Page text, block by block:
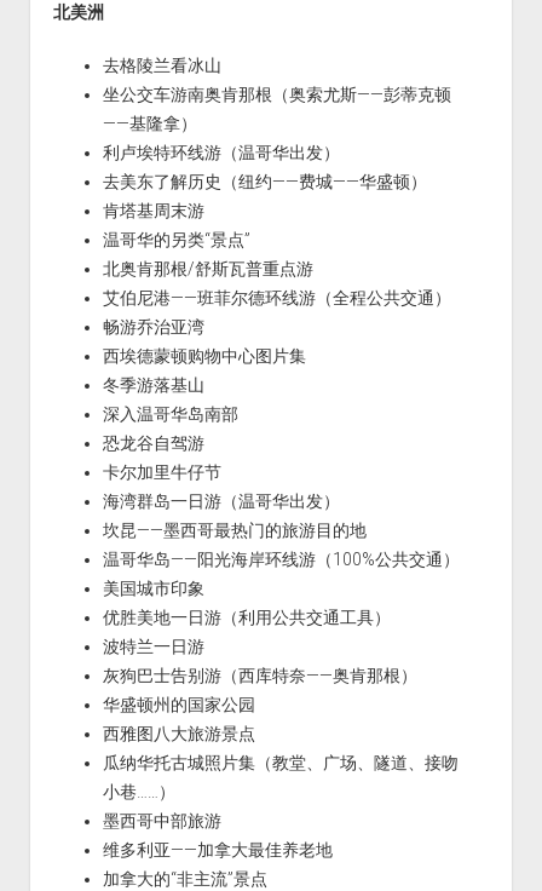
北美洲
去格陵兰看冰山
坐公交车游南奥肯那根（奥索尤斯——彭蒂克顿
——基隆拿）
利卢埃特环线游（温哥华出发）
去美东了解历史（纽约——费城——华盛顿）
肯塔基周末游
温哥华的另类“景点”
北奥肯那根/舒斯瓦普重点游
艾伯尼港——班菲尔德环线游（全程公共交通）
畅游乔治亚湾
西埃德蒙顿购物中心图片集
冬季游落基山
深入温哥华岛南部
恐龙谷自驾游
卡尔加里牛仔节
海湾群岛一日游（温哥华出发）
坎昆——墨西哥最热门的旅游目的地
温哥华岛——阳光海岸环线游（100%公共交通）
美国城市印象
优胜美地一日游（利用公共交通工具）
波特兰一日游
灰狗巴士告别游（西库特奈——奥肯那根）
华盛顿州的国家公园
西雅图八大旅游景点
瓜纳华托古城照片集（教堂、广场、隧道、接吻
小巷……）
墨西哥中部旅游
维多利亚——加拿大最佳养老地
加拿大的“非主流”景点